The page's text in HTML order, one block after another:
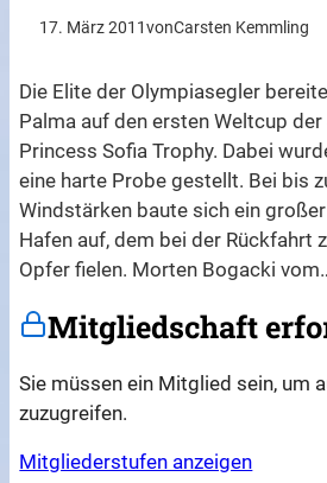
17. März 2011vonCarsten Kemmling
Die Elite der Olympiasegler
Palma auf den ersten Weltcup der
Princess Sofia Trophy. Dabei
eine harte Probe gestellt. Bei bis
Windstärken baute sich ein
Hafen auf, dem bei der Rückfahrt
Opfer fielen. Morten Bogacki
Mitgliedschaft
Sie müssen ein Mitglied sein, um
zuzugreifen.
Mitgliederstufen anzeigen